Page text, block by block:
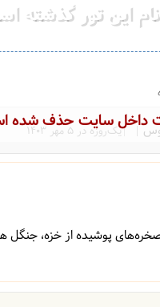
این تور گذشته
|یک‌روزه در 5 مهر 1403
داخل سایت حذف شده
پوشیده از خزه، جنگل